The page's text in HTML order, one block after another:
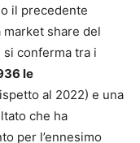
il precedente
share del
si conferma tra i
le
al 2022) e una
che ha
per l’ennesimo